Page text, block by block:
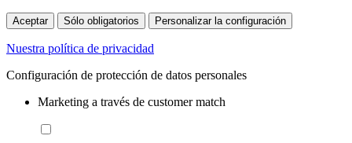
Aceptar Sólo obligatorios Personalizar la configuración
Nuestra política de privacidad
Configuración de protección de datos personales
Marketing a través de customer match